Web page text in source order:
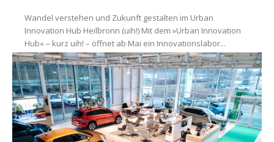
Wandel verstehen und Zukunft gestalten im Urban
Innovation Hub Heilbronn (uih!) Mit dem »Urban Innovation
Hub« – kurz uih! – öffnet ab Mai ein Innovationslabor...